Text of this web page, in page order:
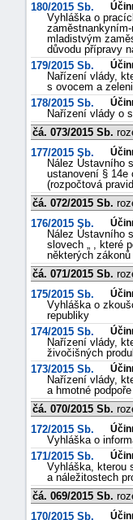
180/2015 Sb.
Vyhláška o
mladistvým
důvodu přípravy
179/2015 Sb.
Nařízení vlády,
s ovocem a
178/2015 Sb.
Nařízení vlády o
čá. 073/2015 Sb.
177/2015 Sb.
Nález Ústavního
ustanovení § 14e
(rozpočtová
čá. 072/2015 Sb.
176/2015 Sb.
Nález Ústavního
slovech „ , které
některých zákonů
čá. 071/2015 Sb.
175/2015 Sb.
Vyhláška o
republiky
174/2015 Sb.
Nařízení vlády,
živočišných
173/2015 Sb.
Nařízení vlády,
a hmotné
čá. 070/2015 Sb.
172/2015 Sb.
Vyhláška o
171/2015 Sb.
Vyhláška, kterou
a náležitostech
čá. 069/2015 Sb.
170/2015 Sb.